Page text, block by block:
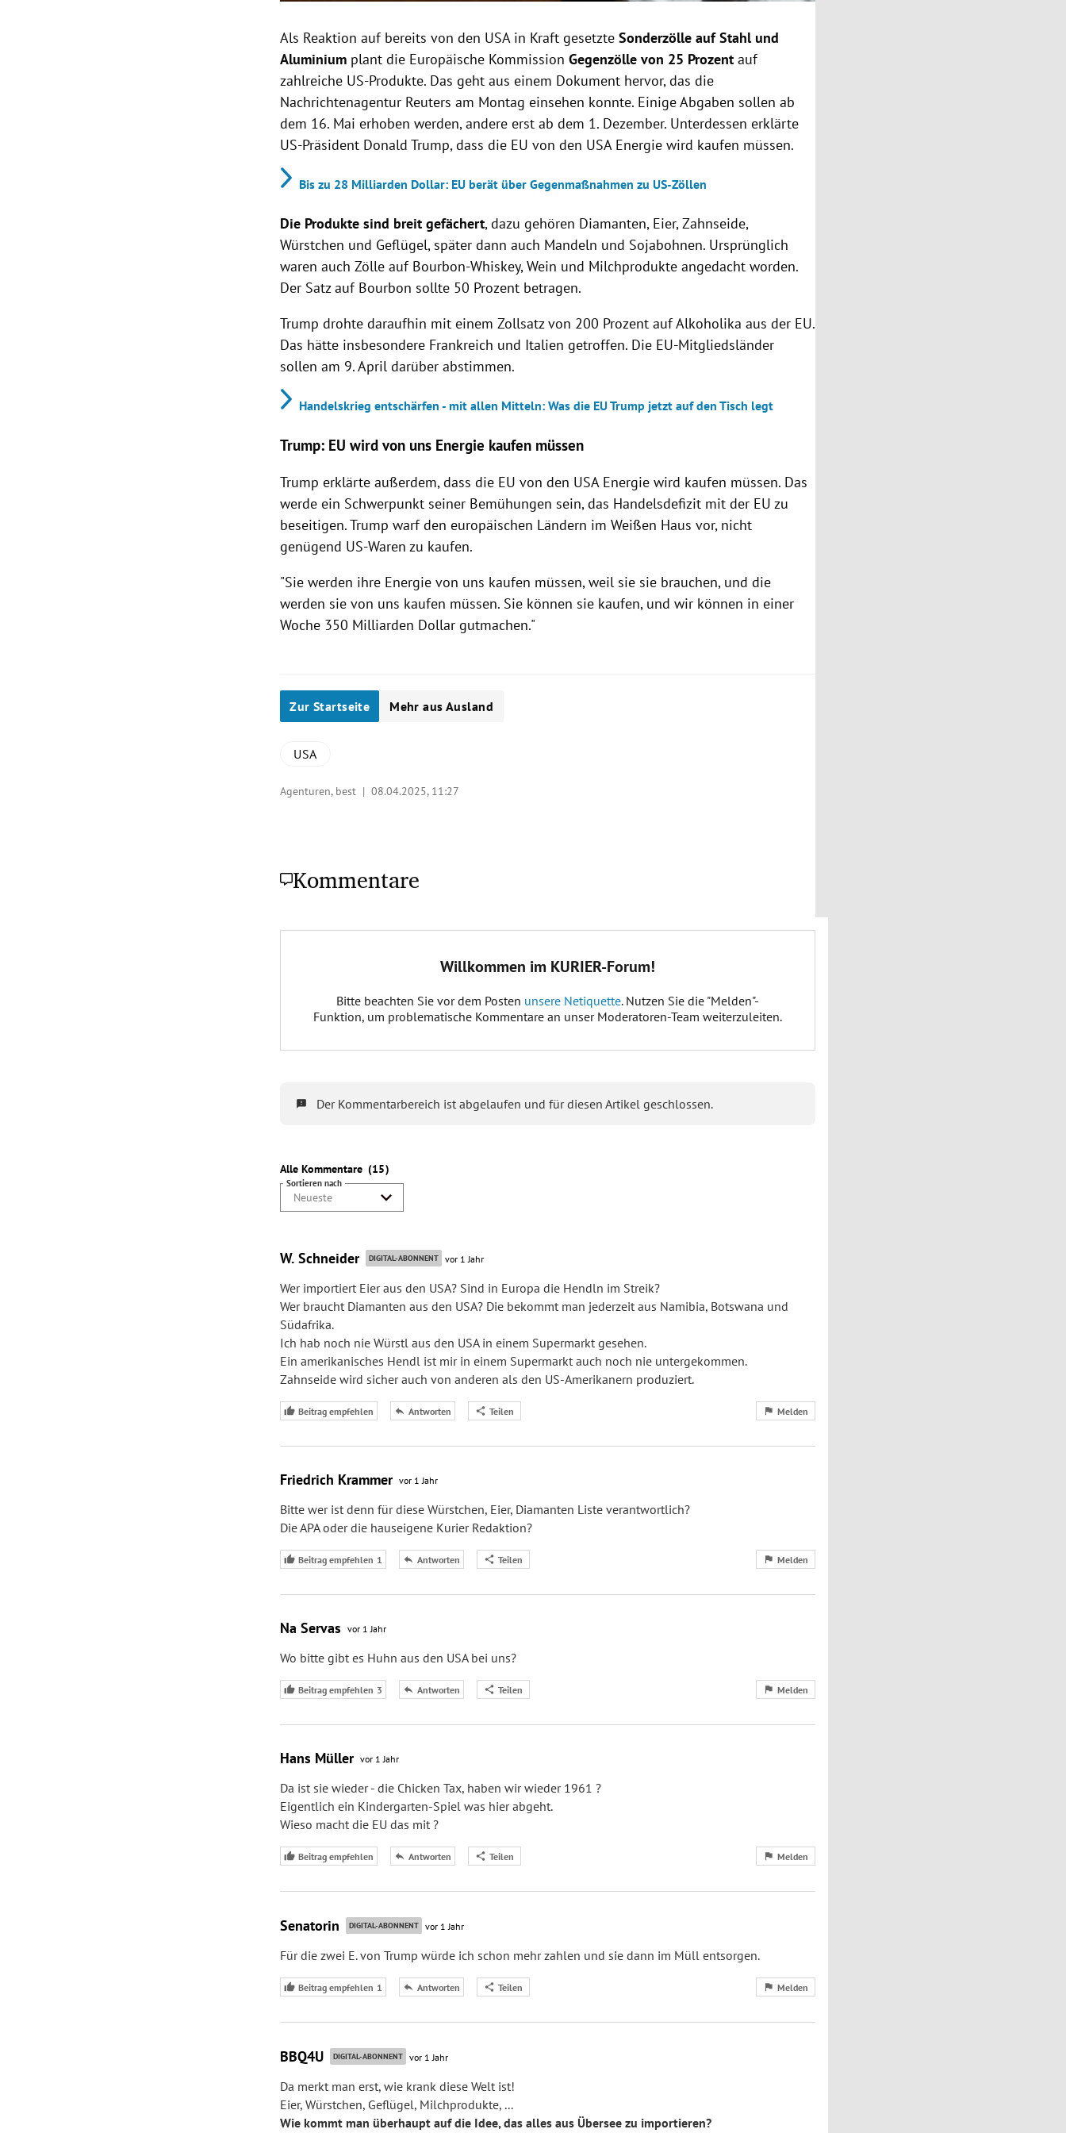
Als Reaktion auf bereits von den USA in Kraft gesetzteSonderzölle auf Stahl und
Aluminium plant die Europäische KommissionGegenzölle von 25 Prozent auf
zahlreiche US-Produkte. Das geht aus einem Dokument hervor, das die
Nachrichtenagentur Reuters am Montag einsehen konnte. Einige Abgaben sollen ab
dem 16. Mai erhoben werden, andere erst ab dem 1. Dezember. Unterdessen erklärte
US-Präsident Donald Trump, dass die EU von den USA Energie wird kaufen müssen.
Bis zu 28 Milliarden Dollar: EU berät über Gegenmaßnahmen zu US-Zöllen
Die Produkte sind breit gefächert, dazu gehören Diamanten, Eier, Zahnseide,
Würstchen und Geflügel, später dann auch Mandeln und Sojabohnen. Ursprünglich
waren auch Zölle auf Bourbon-Whiskey, Wein und Milchprodukte angedacht worden.
Der Satz auf Bourbon sollte 50 Prozent betragen.
Trump drohte daraufhin mit einem Zollsatz von 200 Prozent auf Alkoholika aus der EU.
Das hätte insbesondere Frankreich und Italien getroffen. Die EU-Mitgliedsländer
sollen am 9. April darüber abstimmen.
Handelskrieg entschärfen - mit allen Mitteln: Was die EU Trump jetzt auf den Tisch legt
Trump: EU wird von uns Energie kaufen müssen
Trump erklärte außerdem, dass die EU von den USA Energie wird kaufen müssen. Das
werde ein Schwerpunkt seiner Bemühungen sein, das Handelsdefizit mit der EU zu
beseitigen. Trump warf den europäischen Ländern im Weißen Haus vor, nicht
genügend US-Waren zu kaufen.
"Sie werden ihre Energie von uns kaufen müssen, weil sie sie brauchen, und die
werden sie von uns kaufen müssen. Sie können sie kaufen, und wir können in einer
Woche 350 Milliarden Dollar gutmachen."
Zur Startseite Mehr aus Ausland
USA
Agenturen, best |08.04.2025, 11:27
Kommentare